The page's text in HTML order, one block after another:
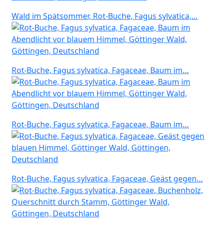
Wald im Spätsommer, Rot-Buche, Fagus sylvatica,…
Rot-Buche, Fagus sylvatica, Fagaceae, Baum im…
Rot-Buche, Fagus sylvatica, Fagaceae, Baum im…
Rot-Buche, Fagus sylvatica, Fagaceae, Geäst gegen…